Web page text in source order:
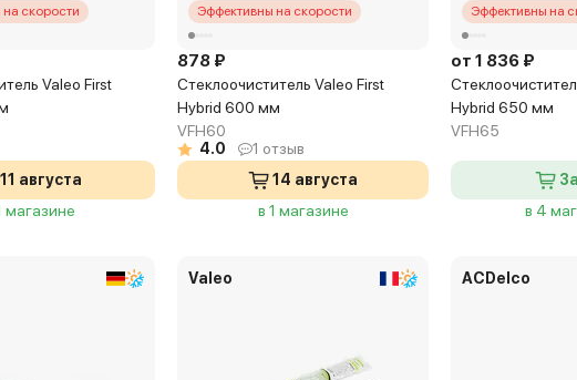
скорости
Valeo First
11 августа
магазине
Эффективны на скорости
878 ₽
Стеклоочиститель Valeo First
Hybrid 600 мм
VFH60
4.0
1 отзыв
14 августа
в 1 магазине
Эффективны на
от 1 836 ₽
Hybrid 650 мм
VFH65
в 4
Valeo ACDelco